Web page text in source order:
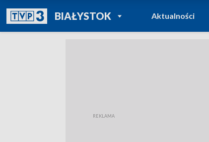
BIAŁYSTOKPOWRÓT DO
TVP REGIONY
Aktualności